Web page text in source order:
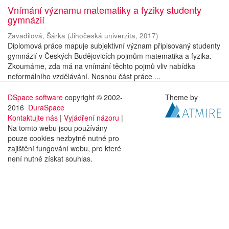
Vnímání významu matematiky a fyziky studenty
gymnázií
Zavadilová, Šárka (Jihočeská univerzita, 2017)
Diplomová práce mapuje subjektivní význam připisovaný studenty
gymnázií v Českých Budějovicích pojmům matematika a fyzika.
Zkoumáme, zda má na vnímání těchto pojmů vliv nabídka
neformálního vzdělávání. Nosnou část práce ...
DSpace software copyright © 2002-
2016 DuraSpace
Kontaktujte nás | Vyjádření názoru |
Na tomto webu jsou používány
pouze cookies nezbytně nutné pro
zajištění fungování webu, pro které
není nutné získat souhlas.
Theme by